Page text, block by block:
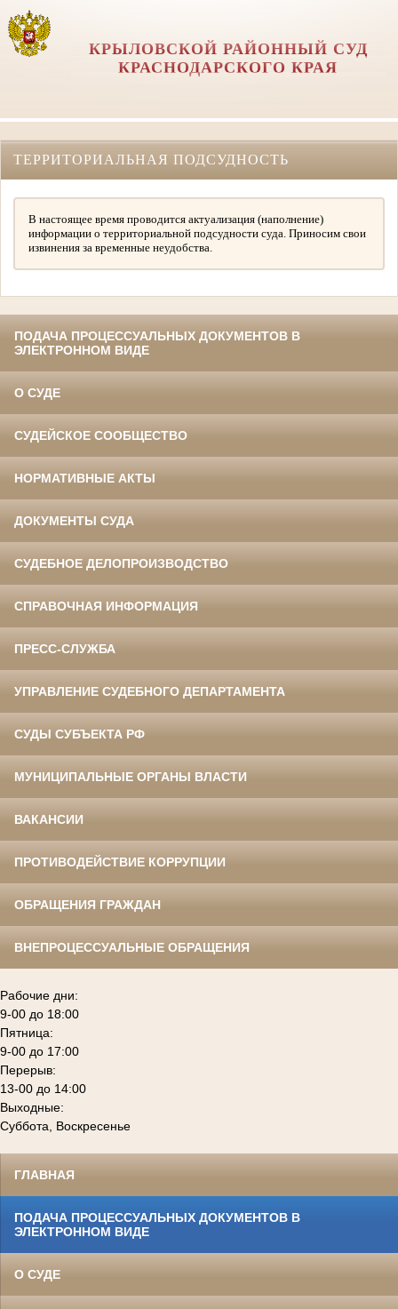
КРЫЛОВСКОЙ РАЙОННЫЙ СУД
КРАСНОДАРСКОГО КРАЯ
ТЕРРИТОРИАЛЬНАЯ ПОДСУДНОСТЬ
В настоящее время проводится актуализация (наполнение)
информации о территориальной подсудности суда. Приносим свои
извинения за временные неудобства.
ПОДАЧА ПРОЦЕССУАЛЬНЫХ ДОКУМЕНТОВ В
ЭЛЕКТРОННОМ ВИДЕ
О СУДЕ
СУДЕЙСКОЕ СООБЩЕСТВО
НОРМАТИВНЫЕ АКТЫ
ДОКУМЕНТЫ СУДА
СУДЕБНОЕ ДЕЛОПРОИЗВОДСТВО
СПРАВОЧНАЯ ИНФОРМАЦИЯ
ПРЕСС-СЛУЖБА
УПРАВЛЕНИЕ СУДЕБНОГО ДЕПАРТАМЕНТА
СУДЫ СУБЪЕКТА РФ
МУНИЦИПАЛЬНЫЕ ОРГАНЫ ВЛАСТИ
ВАКАНСИИ
ПРОТИВОДЕЙСТВИЕ КОРРУПЦИИ
ОБРАЩЕНИЯ ГРАЖДАН
ВНЕПРОЦЕССУАЛЬНЫЕ ОБРАЩЕНИЯ
Рабочие дни:
9-00 до 18:00
Пятница:
9-00 до 17:00
Перерыв:
13-00 до 14:00
Выходные:
Суббота, Воскресенье
ГЛАВНАЯ
ПОДАЧА ПРОЦЕССУАЛЬНЫХ ДОКУМЕНТОВ В
ЭЛЕКТРОННОМ ВИДЕ
О СУДЕ